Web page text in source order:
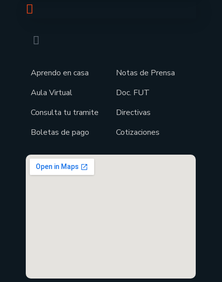
Aprendo en casa
Aula Virtual
Consulta tu tramite
Boletas de pago
Notas de Prensa
Doc. FUT
Directivas
Cotizaciones